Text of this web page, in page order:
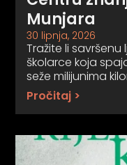
Munjara
30 lipnja, 2026
Tražite li
školarce koja
seže milijunima
Pročitaj >